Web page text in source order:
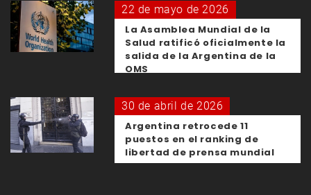
22 de mayo de 2026
La Asamblea Mundial de la
Salud ratificó oficialmente la
salida de la Argentina de la
OMS
30 de abril de 2026
Argentina retrocede 11
puestos en el ranking de
libertad de prensa mundial